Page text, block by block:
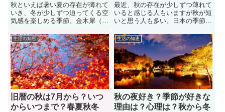
秋といえば暑い夏の存在が薄れて
いき、冬が少しずつ迫ってくる空
気感を楽しめる季節。金木犀（キ
よね。季節ランキングでも常に1
位2位を争うほど。そんな秋の空
気感はみんなどう感じているの
か？色々な人に意見を聞いてみま
した。また、秋の到来（訪れ）を
感じる瞬間についても紹介します
最近、秋の存在が少しずつ薄れて
いると感じる人もいますが秋が短
いと思う人も多い。日本の季節
で、秋が短くなってしまうと悲し
くなりますよね。では「秋は本当
に短い季節なのか？」色々な人に
意見を参考にしたうえで、解説し
ています。また、秋は何月～何月
までなのかについても紹介します
生活の知恵
旧暦の秋は7月から？いつ
からいつまで？春夏秋冬
生活の知恵
秋の夜好き？季節が好きな
理由は？心理は？秋から冬